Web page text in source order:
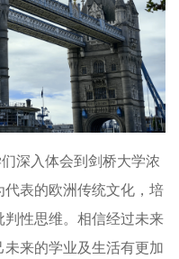
深入体会到剑桥大学浓
表的欧洲传统文化，培
性思维。相信经过未来
来的学业及生活有更加